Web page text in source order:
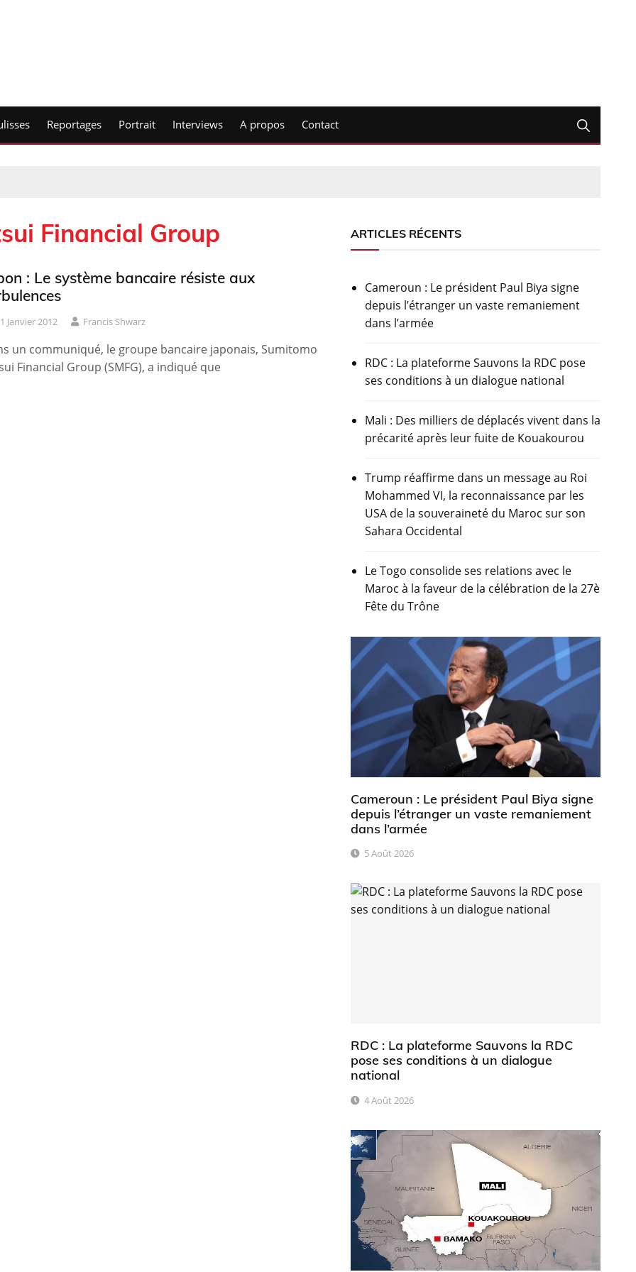
Reportages Portrait Interviews A propos Contact
Financial Group
: Le système bancaire résiste aux
Janvier 2012 Francis Shwarz
un communiqué, le groupe bancaire japonais, Sumitomo
Financial Group (SMFG), a indiqué que
ARTICLES RÉCENTS
Cameroun : Le président Paul Biya signe
depuis l’étranger un vaste remaniement
dans l’armée
RDC : La plateforme Sauvons la RDC pose
ses conditions à un dialogue national
Mali : Des milliers de déplacés vivent dans la
précarité après leur fuite de Kouakourou
Trump réaffirme dans un message au Roi
Mohammed VI, la reconnaissance par les
USA de la souveraineté du Maroc sur son
Sahara Occidental
Le Togo consolide ses relations avec le
Maroc à la faveur de la célébration de la 27è
Fête du Trône
Cameroun : Le président Paul Biya signe
depuis l’étranger un vaste remaniement
dans l’armée
5 Août 2026
RDC : La plateforme Sauvons la RDC
pose ses conditions à un dialogue
national
4 Août 2026